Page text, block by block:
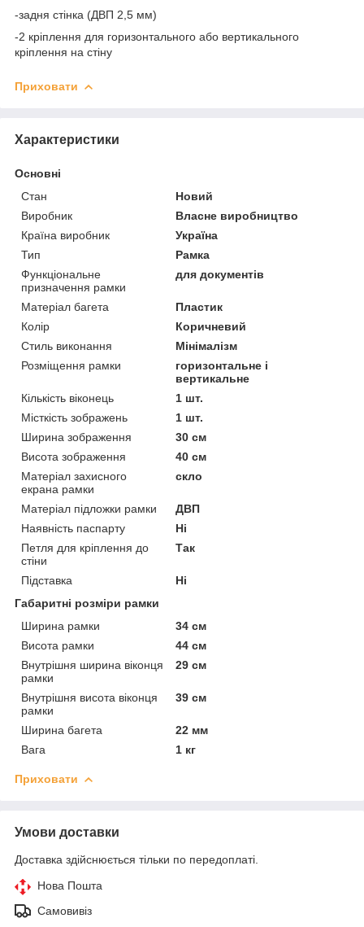
-задня стінка (ДВП 2,5 мм)
-2 кріплення для горизонтального або вертикального
кріплення на стіну
Приховати
Характеристики
Основні
Стан
Новий
Виробник
Власне виробництво
Країна виробник
Україна
Тип
Рамка
Функціональне
призначення рамки
для документів
Матеріал багета
Пластик
Колір
Коричневий
Стиль виконання
Мінімалізм
Розміщення рамки
горизонтальне і
вертикальне
Кількість віконець
1 шт.
Місткість зображень
1 шт.
Ширина зображення
30 см
Висота зображення
40 см
Матеріал захисного
екрана рамки
скло
Матеріал підложки рамки
ДВП
Наявність паспарту
Ні
Петля для кріплення до
стіни
Так
Підставка
Ні
Габаритні розміри рамки
Ширина рамки
34 см
Висота рамки
44 см
Внутрішня ширина віконця
рамки
29 см
Внутрішня висота віконця
рамки
39 см
Ширина багета
22 мм
Вага
1 кг
Приховати
Умови доставки
Доставка здійснюється тільки по передоплаті.
Нова Пошта
Самовивіз